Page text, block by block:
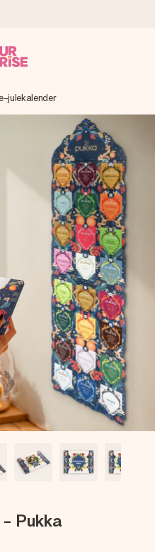
sender den lynhurtigt – så
tidspunkt, når den
anmeldelser)
giver os 4,7 på Google
med hendes navn, et
går lige i hendes hjerte.
en masse kærlighed i
julekalender
Pukka